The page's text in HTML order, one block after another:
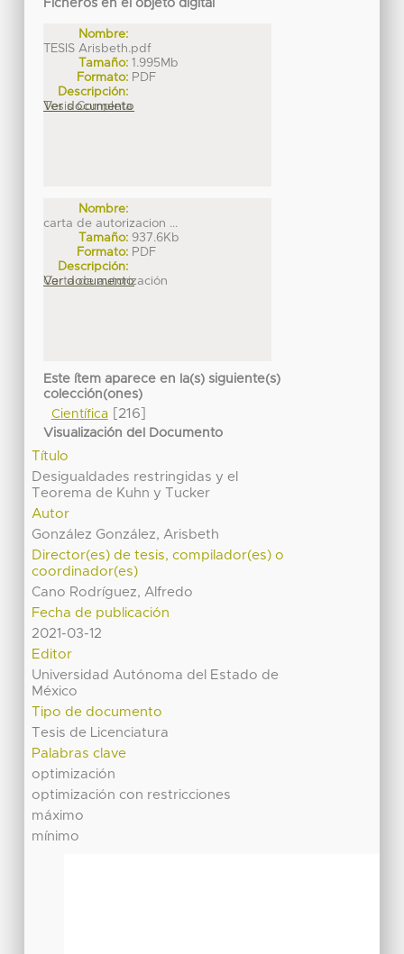
Ficheros en el objeto digital
Nombre:
TESIS Arisbeth.pdf
Tamaño: 1.995Mb
Formato: PDF
Descripción:
Tesis Completa
Ver documento
Nombre:
carta de autorizacion ...
Tamaño: 937.6Kb
Formato: PDF
Descripción:
Carta de autorización
Ver documento
Este ítem aparece en la(s) siguiente(s)
colección(ones)
Científica[216]
Visualización del Documento
Título
Desigualdades restringidas y el
Teorema de Kuhn y Tucker
Autor
González González, Arisbeth
Director(es) de tesis, compilador(es) o
coordinador(es)
Cano Rodríguez, Alfredo
Fecha de publicación
2021-03-12
Editor
Universidad Autónoma del Estado de
México
Tipo de documento
Tesis de Licenciatura
Palabras clave
optimización
optimización con restricciones
máximo
mínimo